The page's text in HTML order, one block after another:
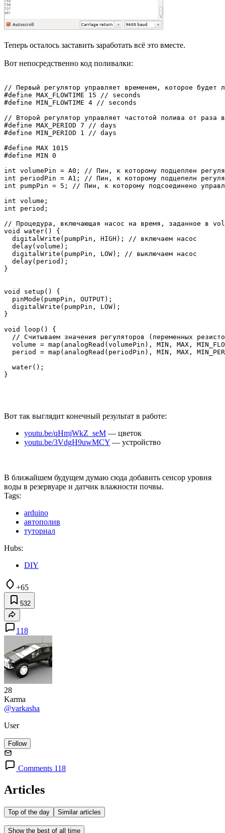
Теперь осталось заставить заработать всё это вместе.
Вот непосредственно код поливалки:
// Первый регулятор управляет временем, которое
#define MAX_FLOWTIME 15 // seconds
#define MIN_FLOWTIME 4 // seconds
// Второй регулятор управляет частотой полива от раза
#define MAX_PERIOD 7 // days
#define MIN_PERIOD 1 // days
#define MAX 1015
#define MIN 0
int volumePin = A0; // Пин, к которому подцеплен
int periodPin = A1; // Пин, к которому подцепелн
int pumpPin = 5; // Пин, к которому подсоединено
int volume;
int period;
// Процедура, включающая насос на время, заданное в
void water() {
  digitalWrite(pumpPin, HIGH); // включаем насос
  delay(volume);
  digitalWrite(pumpPin, LOW); // выключаем насос
  delay(period);
}
void setup() {
  pinMode(pumpPin, OUTPUT);
  digitalWrite(pumpPin, LOW);
}
void loop() {
// Считываем значения регуляторов (переменных
volume = map(analogRead(volumePin), MIN, MAX,
period = map(analogRead(periodPin), MIN, MAX,
  water();
Вот так выглядит конечный результат в работе:
youtu.be/qHmjWkZ_seM — цветок
youtu.be/3VdgH9uwMCY — устройство
В ближайшем будущем думаю сюда добавить сенсор уровня
воды в резервуаре и датчик влажности почвы.
Tags:
arduino
автополив
туториал
Hubs:
DIY
+65
532
118
28
Karma
@varkasha
User
Follow
Comments 118
Articles
Top of the day Similar articles
Show the best of all time